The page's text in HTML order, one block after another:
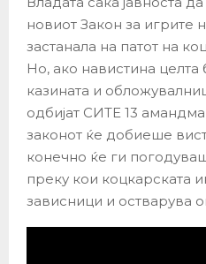
новиот Закон за игрите
застанала на патот на
Но, ако навистина
казината и
одбијат СИТЕ 13
законот ќе добиеше
конечно ќе ги
преку кои коцкарската
зависници и остварува